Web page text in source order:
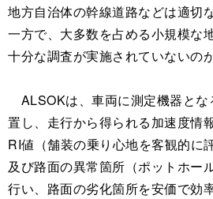
地方自治体の幹線道路などは適切
一方で、大多数を占める小規模な
十分な調査が実施されていないの
ALSOKは、車両に測定機器とな
置し、走行から得られる加速度情
RI値（舗装の乗り心地を客観的に
及び路面の異常箇所（ポットホー
行い、路面の劣化箇所を安価で効